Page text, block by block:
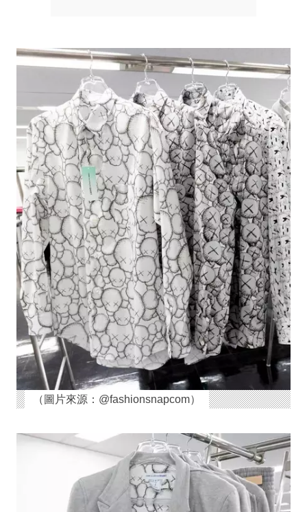
（圖片來源：@fashionsnapcom）